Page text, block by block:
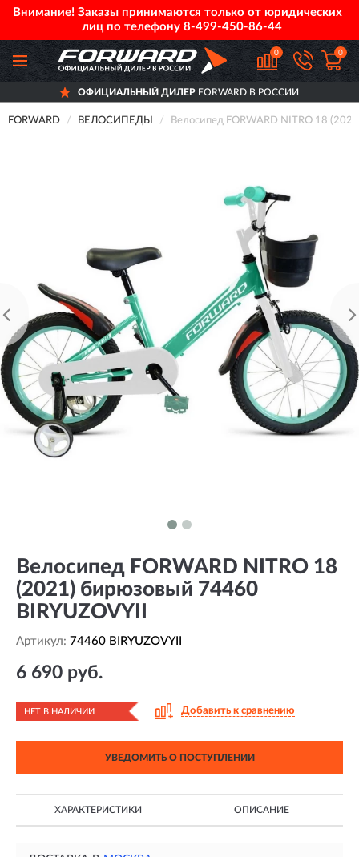
Внимание! Заказы принимаются только от юридических
лиц по телефону 8-499-450-86-44
0 0
ОФИЦИАЛЬНЫЙ ДИЛЕРFORWARD В РОССИИ
FORWARD ВЕЛОСИПЕДЫ Велосипед FORWARD NITRO 18
Велосипед FORWARD NITRO 18
(2021) бирюзовый 74460
BIRYUZOVYII
Артикул: 74460 BIRYUZOVYII
6 690 руб.
НЕТ В НАЛИЧИИ Добавить к сравнению
УВЕДОМИТЬ О ПОСТУПЛЕНИИ
ХАРАКТЕРИСТИКИ ОПИСАНИЕ